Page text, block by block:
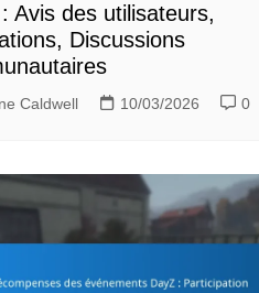
Avis des utilisateurs,
Discussions
Caldwell 10/03/2026 0